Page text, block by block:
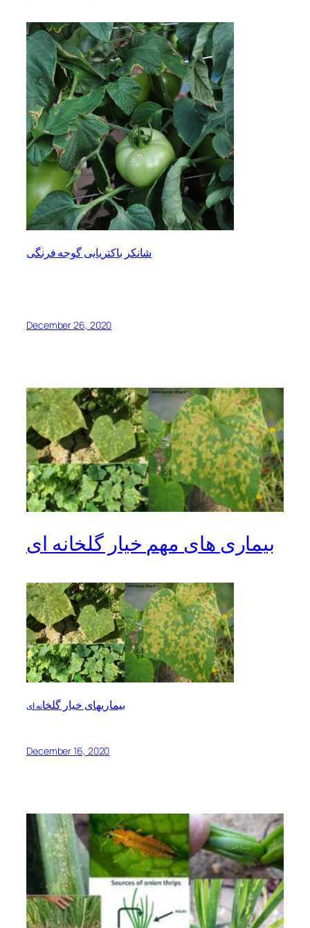
شانکر باکتریایی گوجه فرنگی
December 26, 2020
بیماری های مهم خیار گلخانه ای
بیماریهای خیار گلخانه ای
December 16, 2020